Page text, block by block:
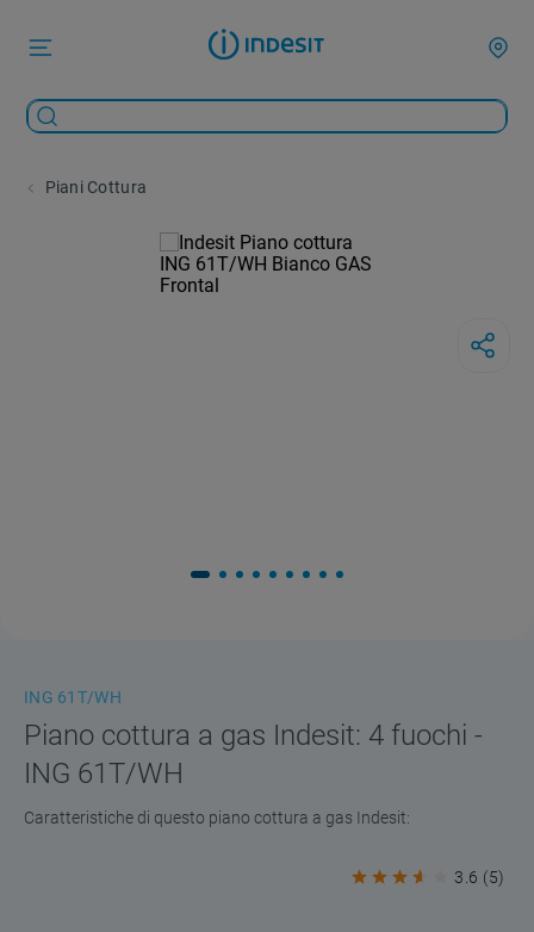
Piani Cottura
ING 61T/WH
Piano cottura a gas Indesit: 4 fuochi -
ING 61T/WH
Caratteristiche di questo piano cottura a gas Indesit:
3.6 (5)